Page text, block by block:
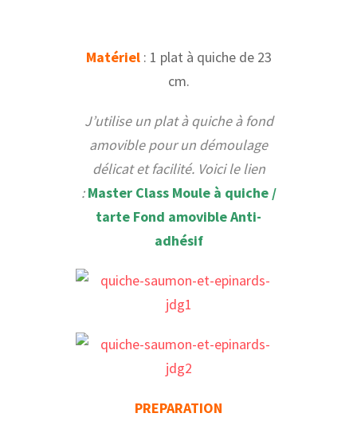
Matériel: 1 plat à quiche de 23
cm.
J’utilise un plat à quiche à fond
amovible pour un démoulage
délicat et facilité. Voici le lien
:Master Class Moule à quiche /
tarte Fond amovible Anti-
adhésif
PREPARATION